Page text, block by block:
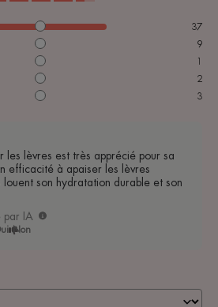
37
9
1
2
3
les lèvres est très apprécié pour sa
efficacité à apaiser les lèvres
louent son hydratation durable et son
par IA
Non